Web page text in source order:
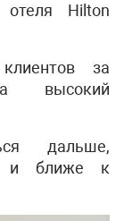
отеля Hilton
за
высокий
дальше,
и ближе к